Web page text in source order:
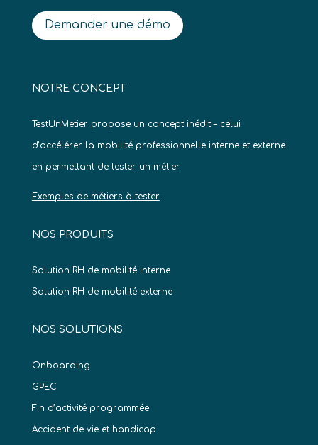
Demander une démo
NOTRE CONCEPT
TestUnMetier propose un concept inédit – celui
d’accélérer la mobilité professionnelle interne et externe
en permettant de tester un métier.
Exemples de métiers à tester
NOS PRODUITS
Solution RH de mobilité interne
Solution RH de mobilité externe
NOS SOLUTIONS
Onboarding
GPEC
Fin d’activité programmée
Accident de vie et handicap